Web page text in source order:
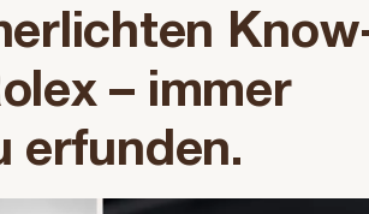
– immer
erfunden.